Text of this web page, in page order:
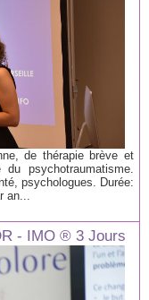
de thérapie brève et
psychotraumatisme.
psychologues. Durée:
an...
- IMO ® 3 Jours